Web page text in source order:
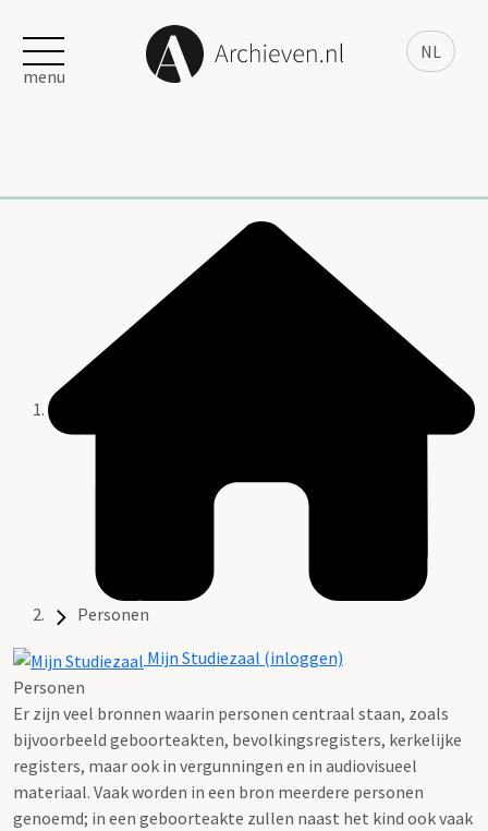
NL
menu
Personen
Mijn Studiezaal (inloggen)
Personen
Er zijn veel bronnen waarin personen centraal staan, zoals
bijvoorbeeld geboorteakten, bevolkingsregisters, kerkelijke
registers, maar ook in vergunningen en in audiovisueel
materiaal. Vaak worden in een bron meerdere personen
genoemd; in een geboorteakte zullen naast het kind ook vaak